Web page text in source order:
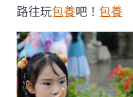
路往玩包養吧！包養